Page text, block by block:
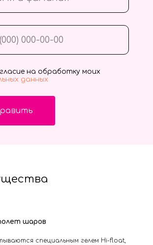
на обработку моих
данных
шаров
специальным гелем Hi-float,